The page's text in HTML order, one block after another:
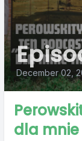
December 02,
dla